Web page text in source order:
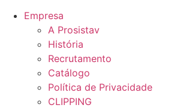
Empresa
A Prosistav
História
Recrutamento
Catálogo
Política de Privacidade
CLIPPING